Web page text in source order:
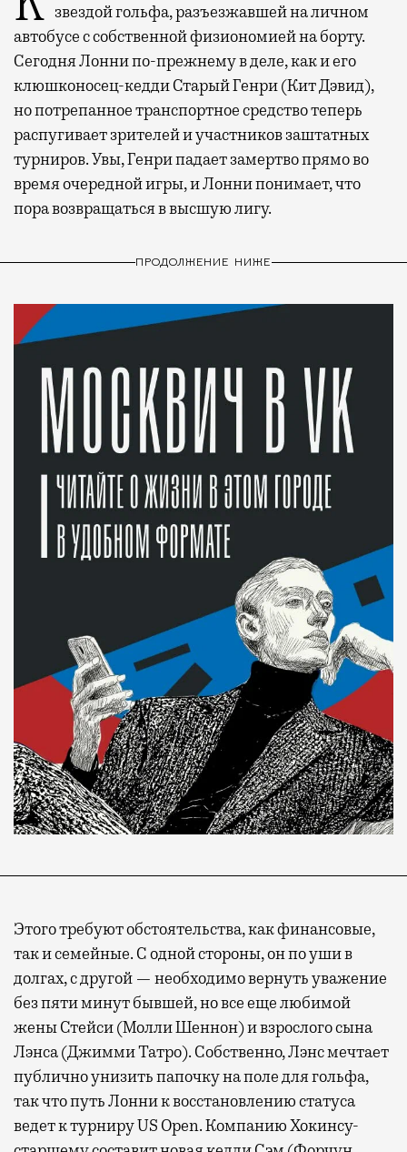
звездой гольфа, разъезжавшей на личном
автобусе с собственной физиономией на борту.
Сегодня Лонни по-прежнему в деле, как и его
клюшконосец-кедди Старый Генри (Кит Дэвид),
но потрепанное транспортное средство теперь
распугивает зрителей и участников заштатных
турниров. Увы, Генри падает замертво прямо во
время очередной игры, и Лонни понимает, что
пора возвращаться в высшую лигу.
ПРОДОЛЖЕНИЕ НИЖЕ
Этого требуют обстоятельства, как финансовые,
так и семейные. С одной стороны, он по уши в
долгах, с другой — необходимо вернуть уважение
без пяти минут бывшей, но все еще любимой
жены Стейси (Молли Шеннон) и взрослого сына
Лэнса (Джимми Татро). Собственно, Лэнс мечтает
публично унизить папочку на поле для гольфа,
так что путь Лонни к восстановлению статуса
ведет к турниру US Open. Компанию Хокинсу-